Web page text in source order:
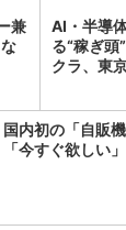
兼
AI・半導
る“稼ぎ
クラ、東
内初の「自販
今すぐ欲しい